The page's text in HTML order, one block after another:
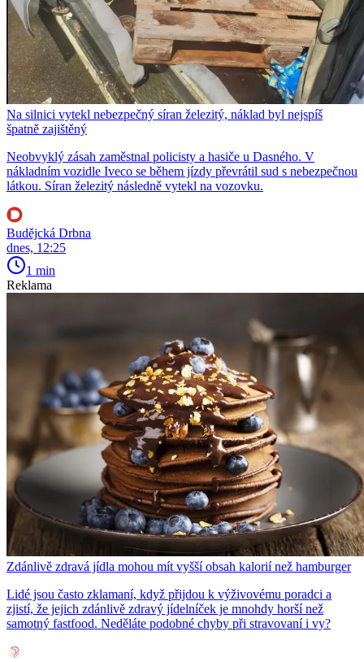
Na silnici vytekl nebezpečný síran železitý, náklad byl nejspíš
špatně zajištěný
Neobvyklý zásah zaměstnal policisty a hasiče u Dasného. V
nákladním vozidle Iveco se během jízdy převrátil sud s nebezpečnou
látkou. Síran železitý následně vytekl na vozovku.
Budějcká Drbna
dnes, 12:25
1 min
Reklama
Zdánlivě zdravá jídla mohou mít vyšší obsah kalorií než hamburger
Lidé jsou často zklamaní, když přijdou k výživovému poradci a
zjistí, že jejich zdánlivě zdravý jídelníček je mnohdy horší než
samotný fastfood. Neděláte podobné chyby při stravovaní i vy?